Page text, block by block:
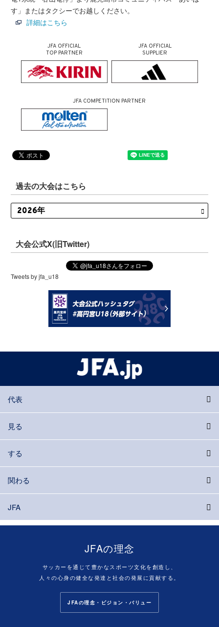
す」またはタクシーでお越しください。
詳細はこちら
JFA OFFICIAL
TOP PARTNER
JFA OFFICIAL
SUPPLIER
JFA COMPETITION PARTNER
過去の大会はこちら
大会公式X(旧Twitter)
Tweets by jfa_u18
代表
見る
する
関わる
JFA
JFAの理念
サッカーを通じて豊かなスポーツ文化を創造し、
人々の心身の健全な発達と社会の発展に貢献する。
JFAの理念・ビジョン・バリュー